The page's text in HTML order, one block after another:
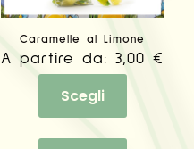
Caramelle al Limone
A partire da:3,00€
Scegli